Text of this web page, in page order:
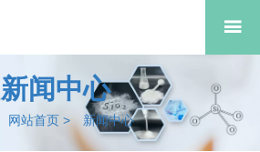

新闻中心
网站首页 > 新闻中心